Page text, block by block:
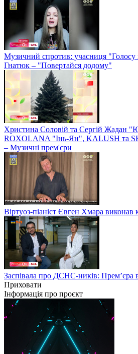
Музичний спротив: учасниця "Голосу
Гнатюк – "Повертайся додому"
Христина Соловій та Сергій Жадан
ROXOLANA "Інь-Ян", KALUSH та
– Музичні прем'єри
Віртуоз-піаніст Євген Хмара
Заспівала про ДСНС-ників: Прем’єра
Приховати
Інформація про проєкт